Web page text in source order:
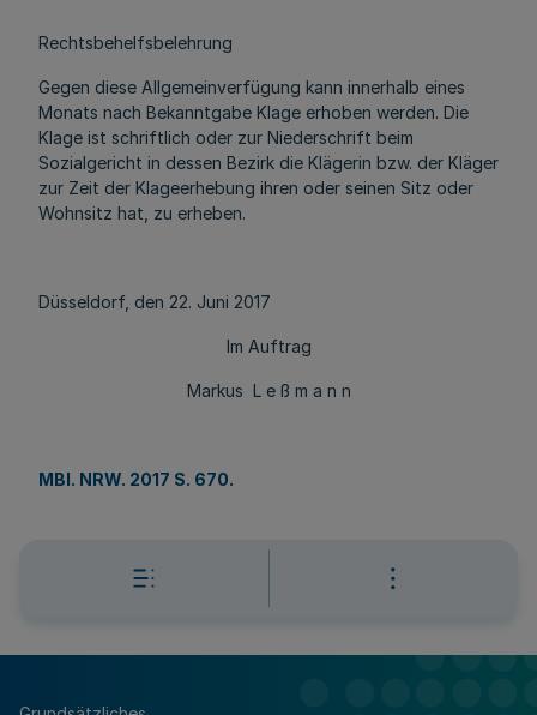
Rechtsbehelfsbelehrung
Gegen diese Allgemeinverfügung kann innerhalb eines
Monats nach Bekanntgabe Klage erhoben werden. Die
Klage ist schriftlich oder zur Niederschrift beim
Sozialgericht in dessen Bezirk die Klägerin bzw. der Kläger
zur Zeit der Klageerhebung ihren oder seinen Sitz oder
Wohnsitz hat, zu erheben.
Düsseldorf, den 22. Juni 2017
Im Auftrag
Markus L e ß m a n n
MBl. NRW. 2017 S. 670.